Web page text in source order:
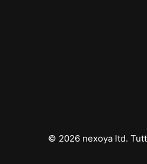
© 2026 nexoya ltd.